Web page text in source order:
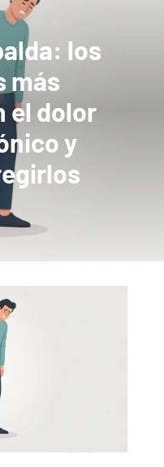
los
más
el dolor
y